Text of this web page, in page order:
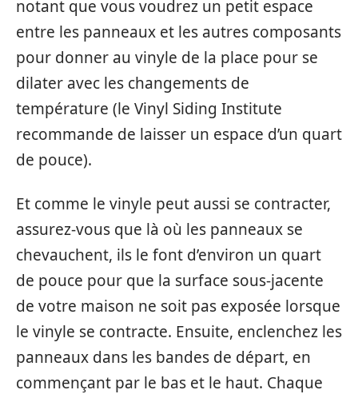
notant que vous voudrez un petit espace
entre les panneaux et les autres composants
pour donner au vinyle de la place pour se
dilater avec les changements de
température (le Vinyl Siding Institute
recommande de laisser un espace d’un quart
de pouce).
Et comme le vinyle peut aussi se contracter,
assurez-vous que là où les panneaux se
chevauchent, ils le font d’environ un quart
de pouce pour que la surface sous-jacente
de votre maison ne soit pas exposée lorsque
le vinyle se contracte. Ensuite, enclenchez les
panneaux dans les bandes de départ, en
commençant par le bas et le haut. Chaque